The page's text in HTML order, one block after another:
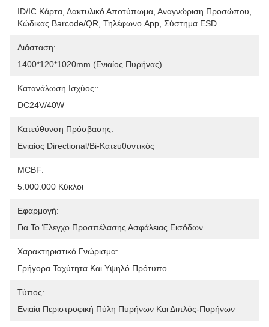
ID/IC Κάρτα, Δακτυλικό Αποτύπωμα, Αναγνώριση Προσώπου,
Κώδικας Barcode/QR, Τηλέφωνο App, Σύστημα ESD
Διάσταση:
1400*120*1020mm (ενιαίος Πυρήνας)
Κατανάλωση Ισχύος::
DC24V/40W
Κατεύθυνση Πρόσβασης:
Ενιαίος Directional/Bi-Κατευθυντικός
MCBF:
5.000.000 Κύκλοι
Εφαρμογή:
Για Το Έλεγχο Προσπέλασης Ασφάλειας Εισόδων
Χαρακτηριστικό Γνώρισμα:
Γρήγορα Ταχύτητα Και Υψηλό Πρότυπο
Τύπος:
Ενιαία Περιστροφική Πύλη Πυρήνων Και Διπλός-Πυρήνων